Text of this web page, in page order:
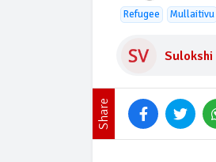
Refugee Mullaitivu
Sulokshi
Share